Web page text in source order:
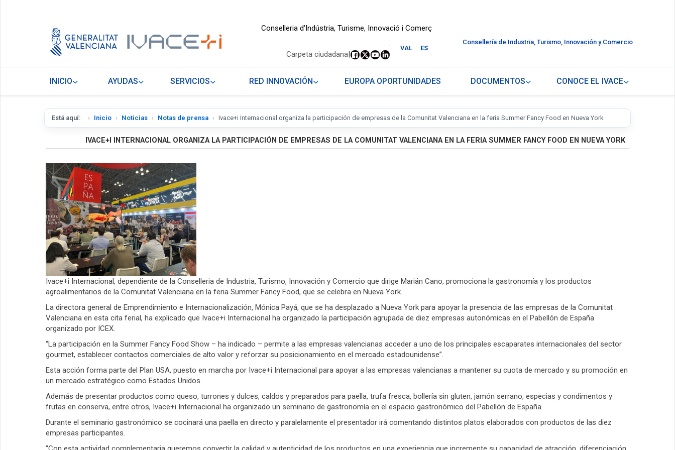
Conselleria d'Indústria, Turisme, Innovació i Comerç
VAL ES
.
Carpeta ciudadana|
Consellería de Industria, Turismo, Innovación y Comercio
INICIO AYUDAS SERVICIOS RED INNOVACIÓN EUROPA OPORTUNIDADES DOCUMENTOS CONOCE EL IVACE
Está aquí: Inicio Noticias Notas de prensa Ivace+i Internacional organiza la participación de empresas de la Comunitat Valenciana en la feria Summer Fancy Food en Nueva York
IVACE+I INTERNACIONAL ORGANIZA LA PARTICIPACIÓN DE EMPRESAS DE LA COMUNITAT VALENCIANA EN LA FERIA SUMMER FANCY FOOD EN NUEVA YORK
Ivace+i Internacional, dependiente de la Conselleria de Industria, Turismo, Innovación y Comercio que dirige Marián Cano, promociona la gastronomía y los productos
agroalimentarios de la Comunitat Valenciana en la feria Summer Fancy Food, que se celebra en Nueva York.
La directora general de Emprendimiento e Internacionalización, Mónica Payá, que se ha desplazado a Nueva York para apoyar la presencia de las empresas de la Comunitat
Valenciana en esta cita ferial, ha explicado que Ivace+i Internacional ha organizado la participación agrupada de diez empresas autonómicas en el Pabellón de España
organizado por ICEX.
“La participación en la Summer Fancy Food Show – ha indicado – permite a las empresas valencianas acceder a uno de los principales escaparates internacionales del sector
gourmet, establecer contactos comerciales de alto valor y reforzar su posicionamiento en el mercado estadounidense”.
Esta acción forma parte del Plan USA, puesto en marcha por Ivace+i Internacional para apoyar a las empresas valencianas a mantener su cuota de mercado y su promoción en
un mercado estratégico como Estados Unidos.
Además de presentar productos como queso, turrones y dulces, caldos y preparados para paella, trufa fresca, bollería sin gluten, jamón serrano, especias y condimentos y
frutas en conserva, entre otros, Ivace+i Internacional ha organizado un seminario de gastronomía en el espacio gastronómico del Pabellón de España.
Durante el seminario gastronómico se cocinará una paella en directo y paralelamente el presentador irá comentando distintos platos elaborados con productos de las diez
empresas participantes.